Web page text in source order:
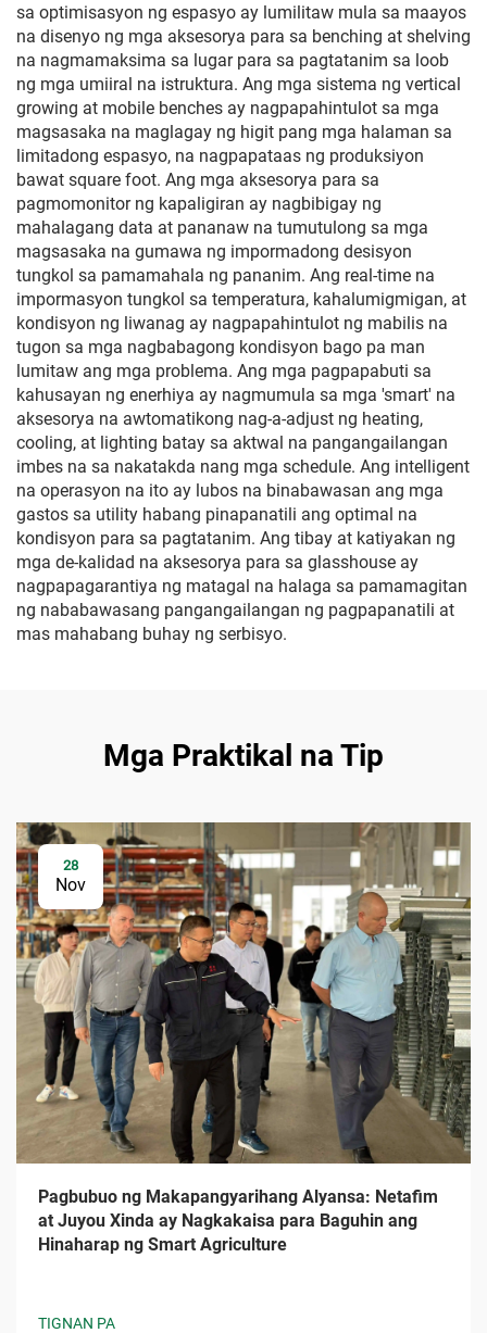
sa optimisasyon ng espasyo ay lumilitaw mula sa maayos
na disenyo ng mga aksesorya para sa benching at shelving
na nagmamaksima sa lugar para sa pagtatanim sa loob
ng mga umiiral na istruktura. Ang mga sistema ng vertical
growing at mobile benches ay nagpapahintulot sa mga
magsasaka na maglagay ng higit pang mga halaman sa
limitadong espasyo, na nagpapataas ng produksiyon
bawat square foot. Ang mga aksesorya para sa
pagmomonitor ng kapaligiran ay nagbibigay ng
mahalagang data at pananaw na tumutulong sa mga
magsasaka na gumawa ng impormadong desisyon
tungkol sa pamamahala ng pananim. Ang real-time na
impormasyon tungkol sa temperatura, kahalumigmigan, at
kondisyon ng liwanag ay nagpapahintulot ng mabilis na
tugon sa mga nagbabagong kondisyon bago pa man
lumitaw ang mga problema. Ang mga pagpapabuti sa
kahusayan ng enerhiya ay nagmumula sa mga 'smart' na
aksesorya na awtomatikong nag-a-adjust ng heating,
cooling, at lighting batay sa aktwal na pangangailangan
imbes na sa nakatakda nang mga schedule. Ang intelligent
na operasyon na ito ay lubos na binabawasan ang mga
gastos sa utility habang pinapanatili ang optimal na
kondisyon para sa pagtatanim. Ang tibay at katiyakan ng
mga de-kalidad na aksesorya para sa glasshouse ay
nagpapagarantiya ng matagal na halaga sa pamamagitan
ng nababawasang pangangailangan ng pagpapanatili at
mas mahabang buhay ng serbisyo.
Mga Praktikal na Tip
28
Nov
Pagbubuo ng Makapangyarihang Alyansa: Netafim
at Juyou Xinda ay Nagkakaisa para Baguhin ang
Hinaharap ng Smart Agriculture
TIGNAN PA